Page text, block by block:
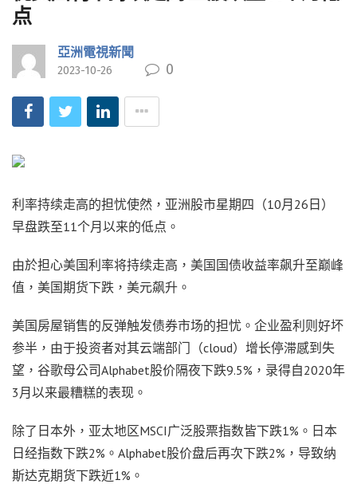
点
亞洲電視新聞
2023-10-26 0
利率持续走高的担忧使然，亚洲股市星期四（10月26日）
早盘跌至11个月以来的低点。
由於担心美国利率将持续走高，美国国债收益率飙升至巅峰
值，美国期货下跌，美元飙升。
美国房屋销售的反弹触发债券市场的担忧。企业盈利则好坏
参半，由于投资者对其云端部门（cloud）增长停滞感到失
望，谷歌母公司Alphabet股价隔夜下跌9.5%，录得自2020年
3月以来最糟糕的表现。
除了日本外，亚太地区MSCI广泛股票指数皆下跌1%。日本
日经指数下跌2%。Alphabet股价盘后再次下跌2%，导致纳
斯达克期货下跌近1%。